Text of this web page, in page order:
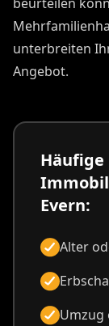
unterbreiten
Angebot.
Häufige
Evern:
Alter
Umzug